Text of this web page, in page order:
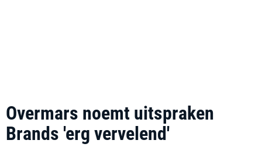
Overmars noemt uitspraken
Brands 'erg vervelend'